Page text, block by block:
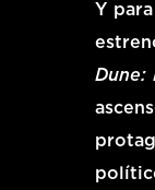
Y
Dune: